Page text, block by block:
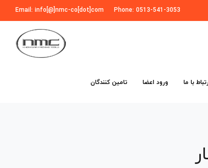
Phone: 0513-541-3053
Email: info[@]nmc-co[dot]com
با ما ورود اعضا تامین کنندگان